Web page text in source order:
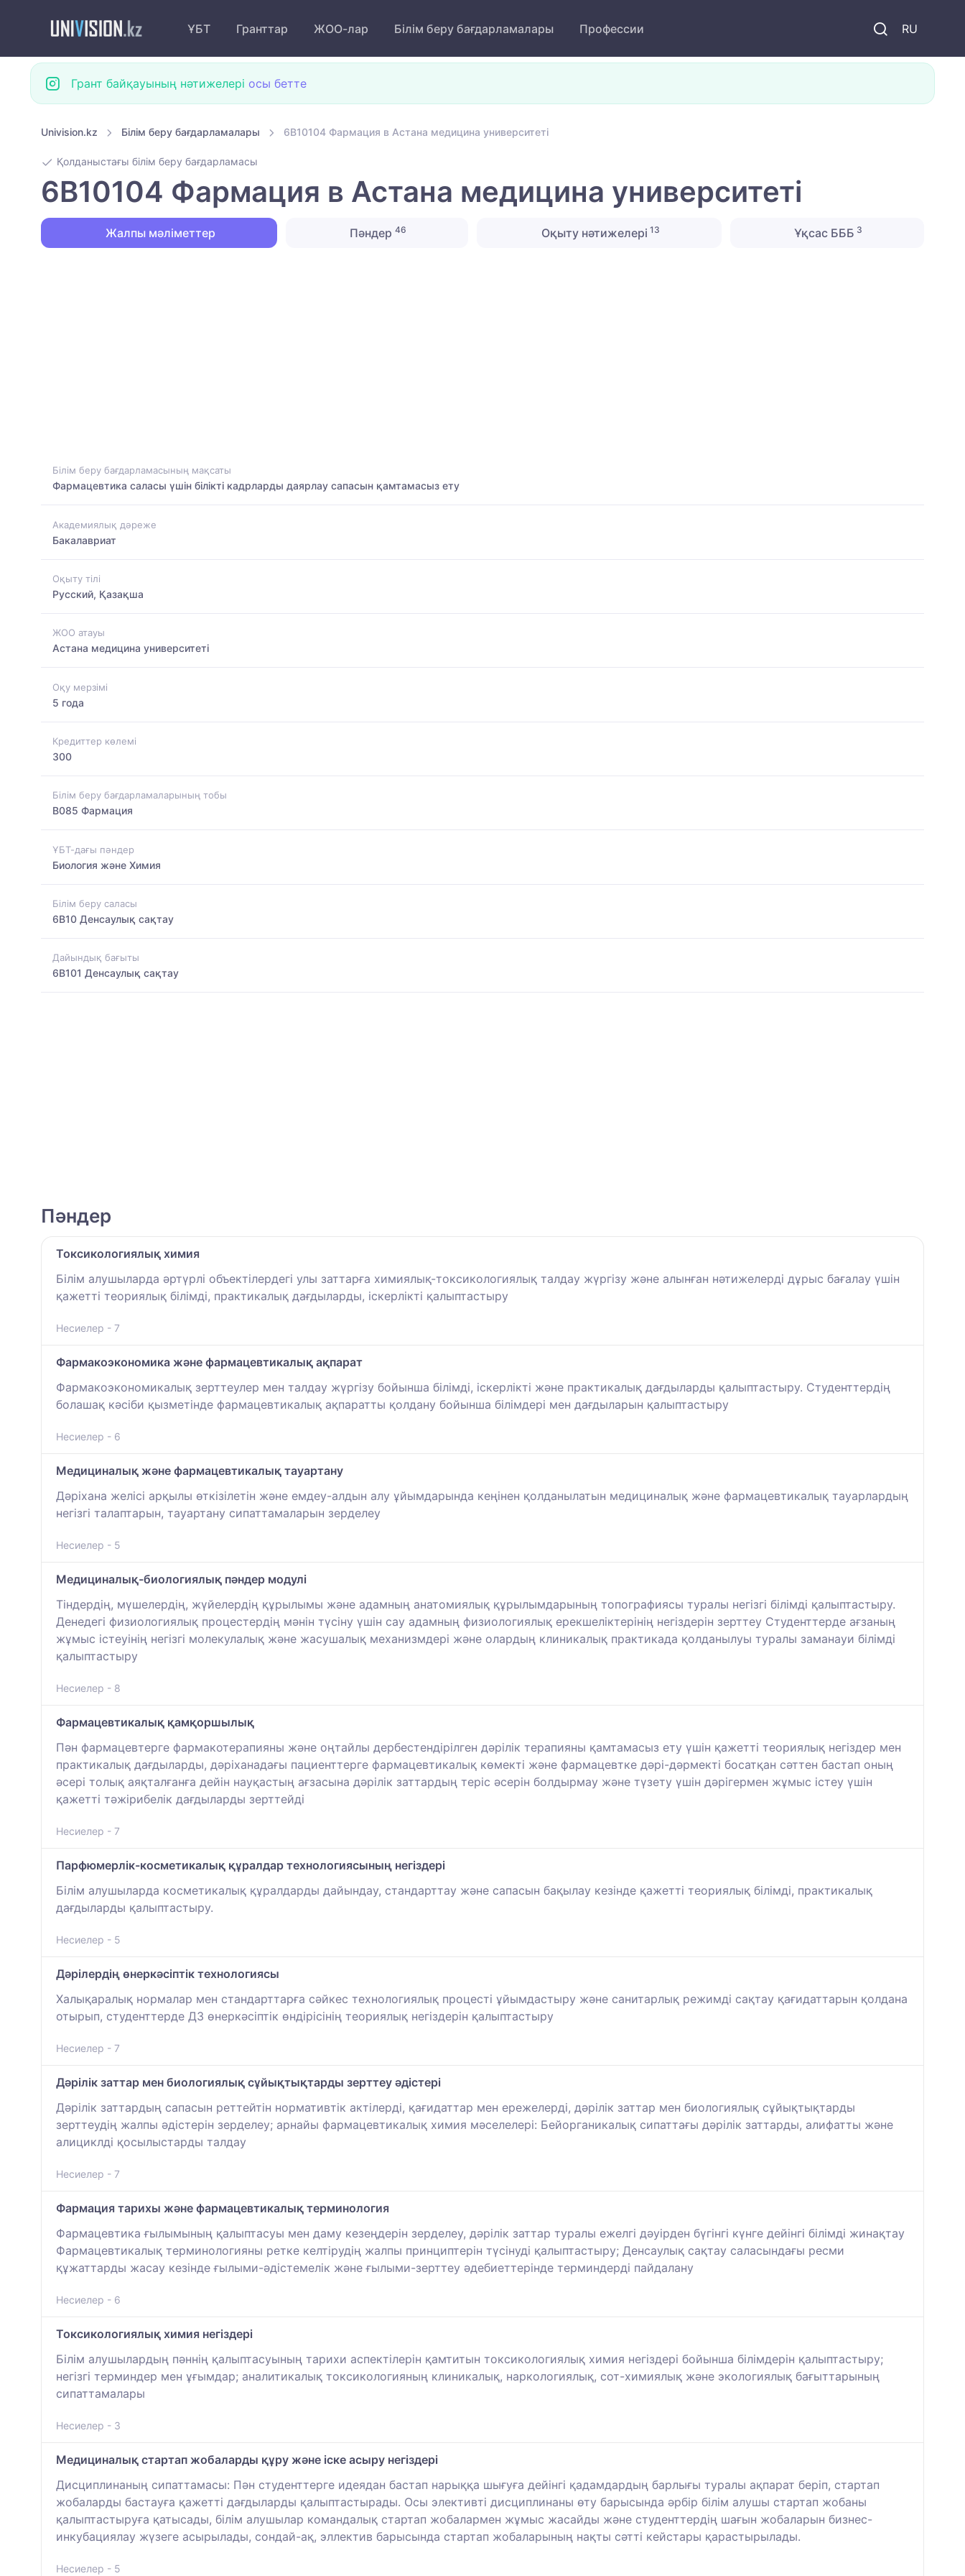
RU
ҰБТ Гранттар ЖОО-лар Білім беру бағдарламалары Профессии
Грант байқауының нәтижелері осы бетте
Univision.kz Білім беру бағдарламалары 6B10104 Фармация в Астана медицина университеті
Қолданыстағы білім беру бағдарламасы
6B10104 Фармация в Астана медицина университеті
Жалпы мәліметтер Пәндер46 Оқыту нәтижелері 13 Ұқсас БББ 3
Білім беру бағдарламасының мақсаты
Фармацевтика саласы үшін білікті кадрларды даярлау сапасын қамтамасыз ету
Академиялық дәреже
Бакалавриат
Оқыту тілі
Русский, Қазақша
ЖОО атауы
Астана медицина университеті
Оқу мерзімі
5 года
Кредиттер көлемі
300
Білім беру бағдарламаларының тобы
B085 Фармация
ҰБТ-дағы пәндер
Биология және Химия
Білім беру саласы
6B10 Денсаулық сақтау
Дайындық бағыты
6B101 Денсаулық сақтау
Пәндер
Токсикологиялық химия
Білім алушыларда әртүрлі объектілердегі улы заттарға химиялық-токсикологиялық талдау жүргізу және алынған нәтижелерді дұрыс бағалау үшін
қажетті теориялық білімді, практикалық дағдыларды, іскерлікті қалыптастыру
Несиелер - 7
Фармакоэкономика және фармацевтикалық ақпарат
Фармакоэкономикалық зерттеулер мен талдау жүргізу бойынша білімді, іскерлікті және практикалық дағдыларды қалыптастыру. Студенттердің
болашақ кәсіби қызметінде фармацевтикалық ақпаратты қолдану бойынша білімдері мен дағдыларын қалыптастыру
Несиелер - 6
Медициналық және фармацевтикалық тауартану
Дәріхана желісі арқылы өткізілетін және емдеу-алдын алу ұйымдарында кеңінен қолданылатын медициналық және фармацевтикалық тауарлардың
негізгі талаптарын, тауартану сипаттамаларын зерделеу
Несиелер - 5
Медициналық-биологиялық пәндер модулі
Тіндердің, мүшелердің, жүйелердің құрылымы және адамның анатомиялық құрылымдарының топографиясы туралы негізгі білімді қалыптастыру.
Денедегі физиологиялық процестердің мәнін түсіну үшін сау адамның физиологиялық ерекшеліктерінің негіздерін зерттеу Студенттерде ағзаның
жұмыс істеуінің негізгі молекулалық және жасушалық механизмдері және олардың клиникалық практикада қолданылуы туралы заманауи білімді
қалыптастыру
Несиелер - 8
Фармацевтикалық қамқоршылық
Пән фармацевтерге фармакотерапияны және оңтайлы дербестендірілген дәрілік терапияны қамтамасыз ету үшін қажетті теориялық негіздер мен
практикалық дағдыларды, дәріханадағы пациенттерге фармацевтикалық көмекті және фармацевтке дәрі-дәрмекті босатқан сәттен бастап оның
әсері толық аяқталғанға дейін науқастың ағзасына дәрілік заттардың теріс әсерін болдырмау және түзету үшін дәрігермен жұмыс істеу үшін
қажетті тәжірибелік дағдыларды зерттейді
Несиелер - 7
Парфюмерлік-косметикалық құралдар технологиясының негіздері
Білім алушыларда косметикалық құралдарды дайындау, стандарттау және сапасын бақылау кезінде қажетті теориялық білімді, практикалық
дағдыларды қалыптастыру.
Несиелер - 5
Дәрілердің өнеркәсіптік технологиясы
Халықаралық нормалар мен стандарттарға сәйкес технологиялық процесті ұйымдастыру және санитарлық режимді сақтау қағидаттарын қолдана
отырып, студенттерде ДЗ өнеркәсіптік өндірісінің теориялық негіздерін қалыптастыру
Несиелер - 7
Дәрілік заттар мен биологиялық сұйықтықтарды зерттеу әдістері
Дәрілік заттардың сапасын реттейтін нормативтік актілерді, қағидаттар мен ережелерді, дәрілік заттар мен биологиялық сұйықтықтарды
зерттеудің жалпы әдістерін зерделеу; арнайы фармацевтикалық химия мәселелері: Бейорганикалық сипаттағы дәрілік заттарды, алифатты және
алициклді қосылыстарды талдау
Несиелер - 7
Фармация тарихы және фармацевтикалық терминология
Фармацевтика ғылымының қалыптасуы мен даму кезеңдерін зерделеу, дәрілік заттар туралы ежелгі дәуірден бүгінгі күнге дейінгі білімді жинақтау
Фармацевтикалық терминологияны ретке келтірудің жалпы принциптерін түсінуді қалыптастыру; Денсаулық сақтау саласындағы ресми
құжаттарды жасау кезінде ғылыми-әдістемелік және ғылыми-зерттеу әдебиеттерінде терминдерді пайдалану
Несиелер - 6
Токсикологиялық химия негіздері
Білім алушылардың пәннің қалыптасуының тарихи аспектілерін қамтитын токсикологиялық химия негіздері бойынша білімдерін қалыптастыру;
негізгі терминдер мен ұғымдар; аналитикалық токсикологияның клиникалық, наркологиялық, сот-химиялық және экологиялық бағыттарының
сипаттамалары
Несиелер - 3
Медициналық стартап жобаларды құру және іске асыру негіздері
Дисциплинаның сипаттамасы: Пән студенттерге идеядан бастап нарыққа шығуға дейінгі қадамдардың барлығы туралы ақпарат беріп, стартап
жобаларды бастауға қажетті дағдыларды қалыптастырады. Осы элективті дисциплинаны өту барысында әрбір білім алушы стартап жобаны
қалыптастыруға қатысады, білім алушылар командалық стартап жобалармен жұмыс жасайды және студенттердің шағын жобаларын бизнес-
инкубациялау жүзеге асырылады, сондай-ақ, эллектив барысында стартап жобаларының нақты сәтті кейстары қарастырылады.
Несиелер - 5